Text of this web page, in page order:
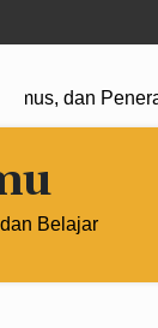
dan
Belajar